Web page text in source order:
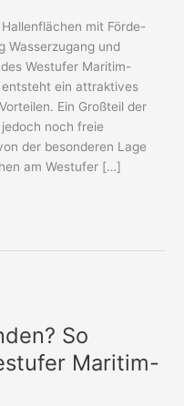
mit Förde-
Wasserzugang und
Westufer Maritim-
entsteht ein attraktives
Ein Großteil der
noch freie
der besonderen Lage
am Westufer […]
So
Maritim-